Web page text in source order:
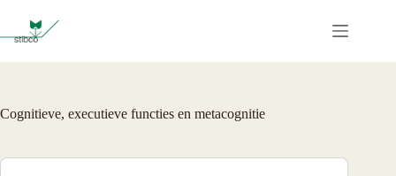
de
Cognitieve, executieve functies en metacognitie